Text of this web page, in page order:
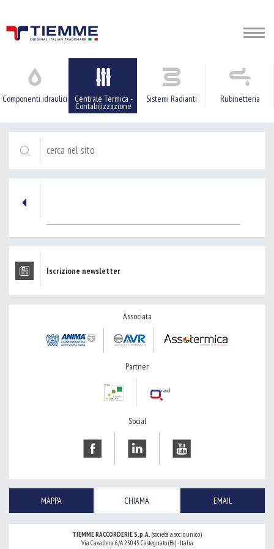
Componenti idraulici Centrale Termica -
Contabilizzazione
Sistemi Radianti Rubinetteria
Iscrizione newsletter
Associata
Partner
Social
MAPPA CHIAMA EMAIL
TIEMME RACCORDERIE S.p.A. (società a socio unico)
Via Cavallera 6/A 25045 Castegnato (Bs) - Italia